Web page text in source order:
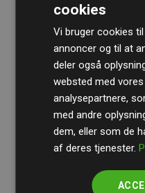
RevisionshusetBDO
beregninger og metode
og pålidelighed.
Deres revision
medlemmernes
cookies
Vi bruger cookies
annoncer og til at
deler også
websted med
analysepartnere,
med andre
dem, eller som de
af deres tjenester.